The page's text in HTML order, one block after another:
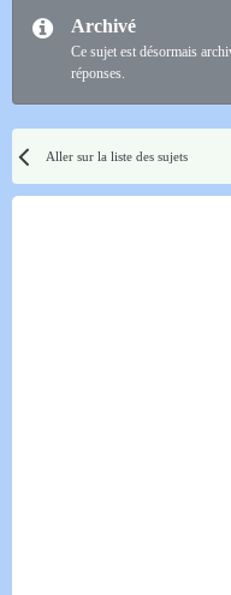
Archivé
Ce sujet est désormais
réponses.
Aller sur la liste des sujets